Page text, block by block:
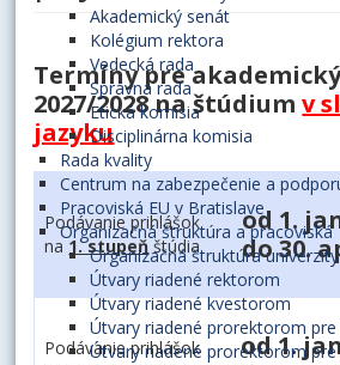
Akademický senát
Kolégium rektora
Vedecká rada
Správna rada
Etická komisia
Disciplinárna komisia
Rada kvality
Centrum na zabezpečenie a
Pracoviská EU v Bratislave
Organizačná štruktúra a pracoviská
Organizačná štruktúra univerzity
Útvary riadené rektorom
Útvary riadené kvestorom
Útvary riadené prorektorom pre
Útvary riadené prorektorom
Termíny pre
2027/2028 na štúdiumv
jazyku
Podávanie prihlášok
na1. stupeňštúdia
od 1.
do 30.
Podávanie prihlášok
od 1.